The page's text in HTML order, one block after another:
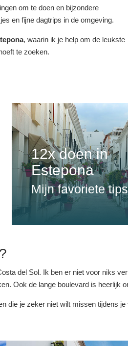
om te doen en bijzondere
en fijne dagtrips in de omgeving.
, waarin ik je help om de leukste
te zoeken.
12x doen in
Estepona
Mijn favoriete tips
del Sol. Ik ben er niet voor niks
Ook de lange boulevard is heerlijk
die je zeker niet wilt missen tijdens je